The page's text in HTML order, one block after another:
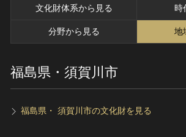
トップ
作品一覧
カテゴリで見る
博物館、美
文化庁より
文化財体系から見る 時
分野から見る 地
福島県・須賀川市
福島県・ 須賀川市の文化財を見る